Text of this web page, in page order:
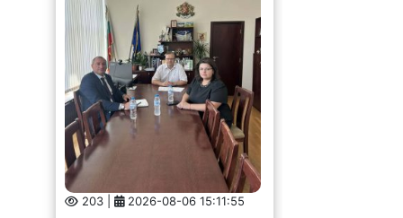
203 | 2026-08-06 15:11:55
Областният управител на
Монтана Иван Каменов и
заместник областният управител
Зорница Михайлова проведоха
работна среща с новия директор
на ОДМВР старши комисар